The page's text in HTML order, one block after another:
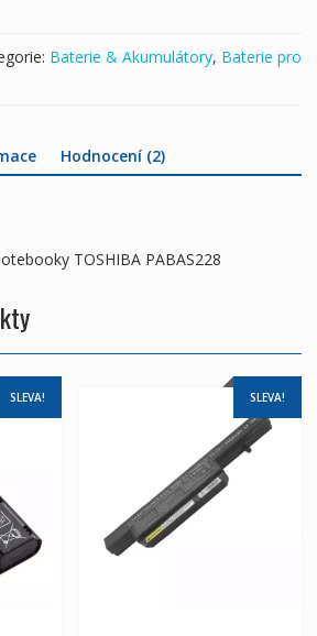
Baterie & Akumulátory, Baterie pro
Hodnocení (2)
TOSHIBA PABAS228
SLEVA! SLEVA!